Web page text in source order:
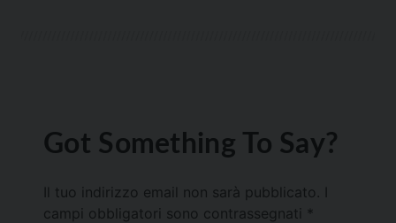
Got Something To Say?
Il tuo indirizzo email non sarà pubblicato.
campi obbligatori sono contrassegnati *